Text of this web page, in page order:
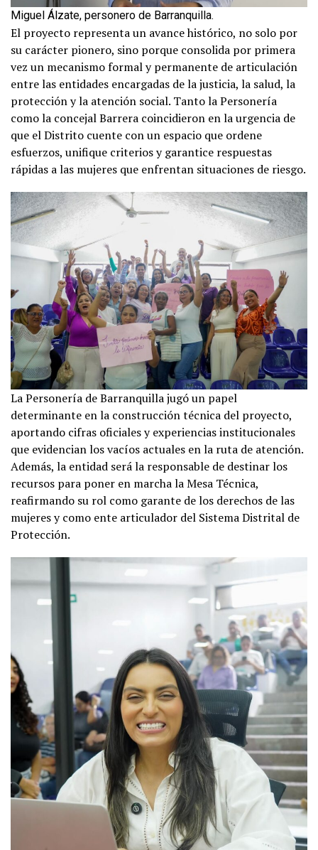
Miguel Álzate, personero de Barranquilla.
El proyecto representa un avance histórico, no solo por
su carácter pionero, sino porque consolida por primera
vez un mecanismo formal y permanente de articulación
entre las entidades encargadas de la justicia, la salud, la
protección y la atención social. Tanto la Personería
como la concejal Barrera coincidieron en la urgencia de
que el Distrito cuente con un espacio que ordene
esfuerzos, unifique criterios y garantice respuestas
rápidas a las mujeres que enfrentan situaciones de riesgo.
La Personería de Barranquilla jugó un papel
determinante en la construcción técnica del proyecto,
aportando cifras oficiales y experiencias institucionales
que evidencian los vacíos actuales en la ruta de atención.
Además, la entidad será la responsable de destinar los
recursos para poner en marcha la Mesa Técnica,
reafirmando su rol como garante de los derechos de las
mujeres y como ente articulador del Sistema Distrital de
Protección.